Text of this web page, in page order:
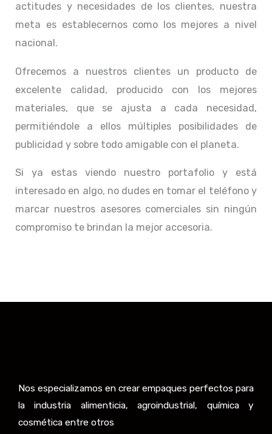
actitudes y necesidades de los clientes, nuestra
meta es establecernos como los mejores a nivel
nacional.
Ofrecemos a nuestros clientes un producto de
excelente calidad, producido con los mejores
materiales, que se ajusta a cada necesidad,
permitiéndole a ellos múltiples posibilidades de
publicidad y sobre todo amigable con el planeta.
Si ya estas viendo nuestro portafolio y está
interesado en algo, no dudes en tomar el teléfono y
marcar nuestros asesores comerciales sin ningún
compromiso te brindan la mejor accesoria.
Nos especializamos en crear empaques perfectos para
la industria alimenticia, agroindustrial, química y
cosmética entre otros